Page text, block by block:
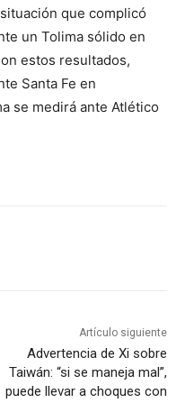
que complicó
un Tolima sólido en
estos resultados,
Santa Fe en
se medirá ante Atlético
Artículo siguiente
Advertencia de Xi sobre
Taiwán: “si se maneja mal”,
puede llevar a choques con